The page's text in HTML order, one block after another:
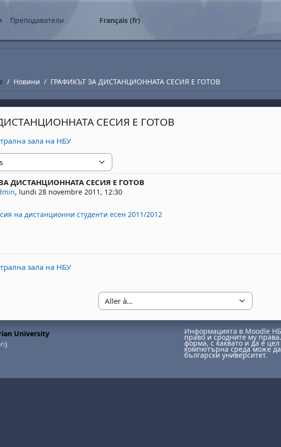
Преподаватели Français ‎(fr)‎
Новини ГРАФИКЪТ ЗА ДИСТАНЦИОННАТА СЕСИЯ Е ГОТОВ
СЕСИЯ Е ГОТОВ
зала на НБУ
ДИСТАНЦИОННАТА СЕСИЯ Е ГОТОВ
, lundi 28 novembre 2011, 12:30
: 0
на дистанционни студенти есен 2011/2012
зала на НБУ
Aller à…
Информацията в Moodle
право и сродните му
форма, с каквато и да е
компютърна среда може
български университет.
University
)